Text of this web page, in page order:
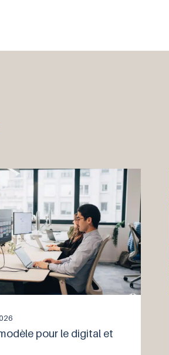
pour le digital et